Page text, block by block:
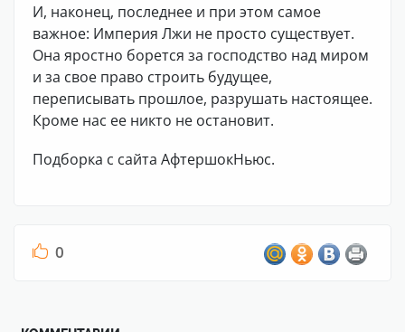
И, наконец, последнее и при этом самое
важное: Империя Лжи не просто существует.
Она яростно борется за господство над миром
и за свое право строить будущее,
переписывать прошлое, разрушать настоящее.
Кроме нас ее никто не остановит.
Подборка с сайта АфтершокНьюс.
0